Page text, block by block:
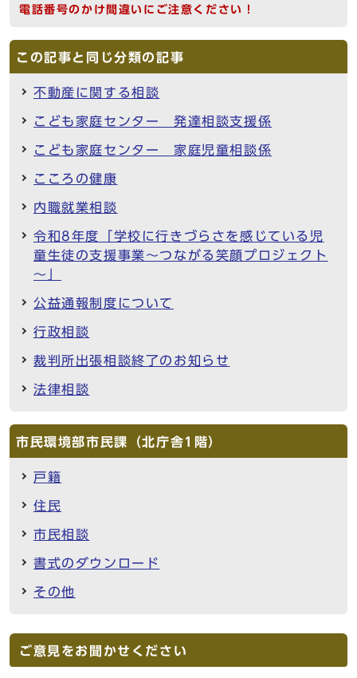
電話番号のかけ間違いにご注意ください！
この記事と同じ分類の記事
不動産に関する相談
こども家庭センター 発達相談支援係
こども家庭センター 家庭児童相談係
こころの健康
内職就業相談
令和8年度「学校に行きづらさを感じている児
童生徒の支援事業～つながる笑顔プロジェクト
～」
公益通報制度について
行政相談
裁判所出張相談終了のお知らせ
法律相談
市民環境部市民課（北庁舎1階）
戸籍
住民
市民相談
書式のダウンロード
その他
ご意見をお聞かせください